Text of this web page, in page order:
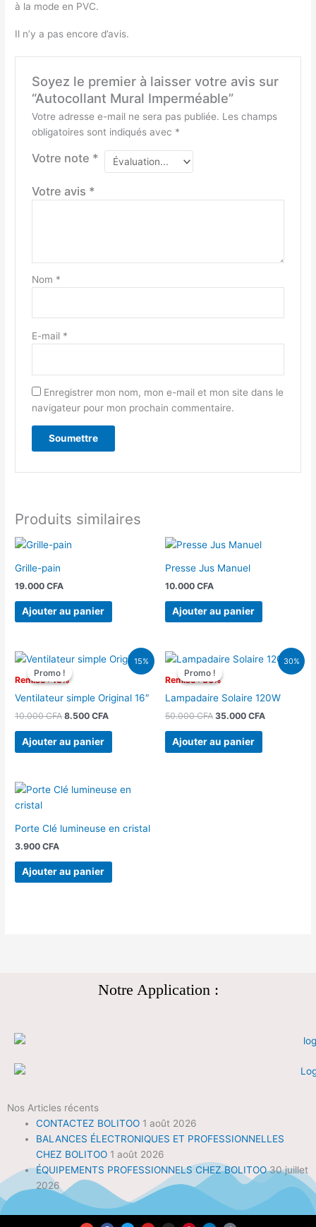
à la mode en PVC.
Il n’y a pas encore d’avis.
Soyez le premier à laisser votre avis sur
“Autocollant Mural Imperméable”
Votre adresse e-mail ne sera pas publiée. Les champs
obligatoires sont indiqués avec *
Votre note *
Votre avis *
Nom *
E-mail *
Enregistrer mon nom, mon e-mail et mon site dans le
navigateur pour mon prochain commentaire.
Produits similaires
Grille-pain
19.000CFA
Ajouter au panier
Presse Jus Manuel
10.000 CFA
Ajouter au panier
15%
Promo !
Remise : 15%
Promo !
Ventilateur simple Original 16″
10.000CFA
Le
prix
initial
10.000 CFA.
8.500CFA
Le
prix
8.500 CFA.
Ajouter au panier
30%
Promo !
Remise : 30%
Promo !
Lampadaire Solaire 120W
50.000CFA
Le
prix
initial
50.000 CFA.
35.000 CFA
Le
prix
35.000
Ajouter au panier
Porte Clé lumineuse en cristal
3.900CFA
Ajouter au panier
Notre Application :
Nos Articles récents
CONTACTEZ BOLITOO 1 août 2026
BALANCES ÉLECTRONIQUES ET PROFESSIONNELLES
CHEZ BOLITOO 1 août 2026
ÉQUIPEMENTS PROFESSIONNELS CHEZ BOLITOO 30 juillet
2026
E F T Y I P L T